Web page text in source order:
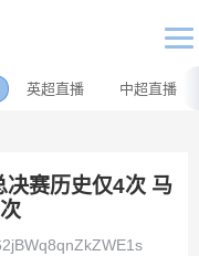
英超直播 中超直播
赛历史仅4次 马